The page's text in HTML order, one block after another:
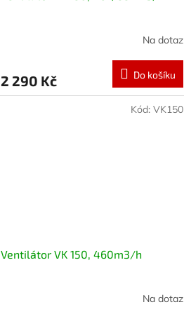
Na dotaz
2 290 Kč Do košíku
Ventilátor VK 150, 460m3/h
Na dotaz
Kód: VK150